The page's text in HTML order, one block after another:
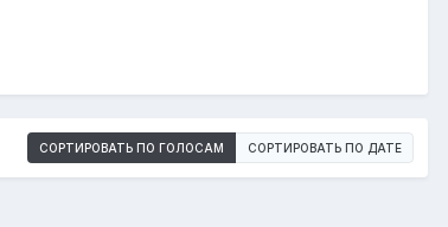
СОРТИРОВАТЬ ПО ГОЛОСАМ СОРТИРОВАТЬ ПО ДАТЕ